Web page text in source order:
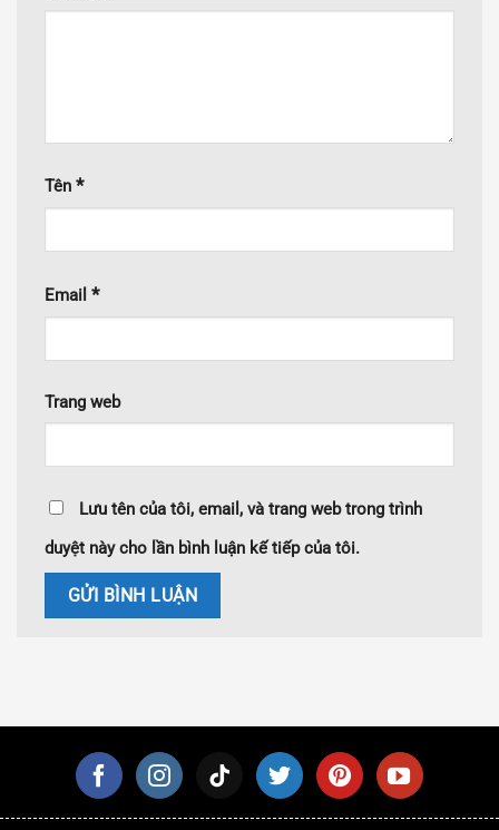
Tên *
Email *
Trang web
Lưu tên của tôi, email, và trang web trong trình
duyệt này cho lần bình luận kế tiếp của tôi.